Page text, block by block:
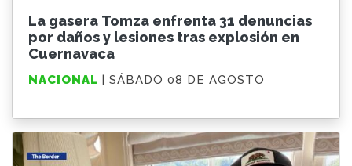
La gasera Tomza enfrenta 31 denuncias
por daños y lesiones tras explosión en
Cuernavaca
NACIONAL | SÁBADO 08 DE AGOSTO